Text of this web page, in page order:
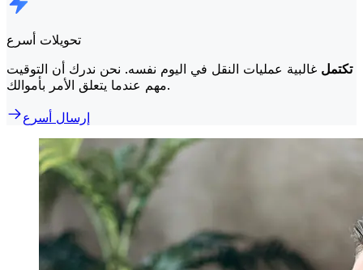
تحويلات أسرع
تكتمل غالبية عمليات النقل في اليوم نفسه. نحن ندرك أن التوقيت
مهم عندما يتعلق الأمر بأموالك.
إرسال أسرع